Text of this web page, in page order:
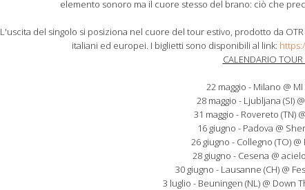
elemento sonoro ma il cuore stesso del brano: ciò che
L'uscita del singolo si posiziona nel cuore del tour estivo, prodotto da
italiani ed europei. I biglietti sono disponibili al link:
CALENDARIO TOUR
22 maggio - Milano @ MI
28 maggio - Ljubljana (SI)
31 maggio - Rovereto (TN)
16 giugno - Padova @
26 giugno - Collegno (TO) @
28 giugno - Cesena @
30 giugno - Lausanne (CH) @
3 luglio - Beuningen (NL) @ Down